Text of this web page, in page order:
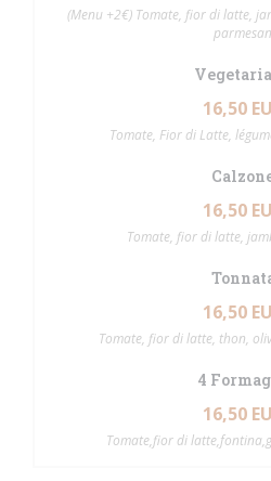
(Menu +2€) Tomate, fior di latte,
parmesan
16,50
Tomate, Fior di Latte,
16,50
Tomate, fior di latte,
16,50
Tomate, fior di latte, thon,
4
16,50
Tomate,fior di